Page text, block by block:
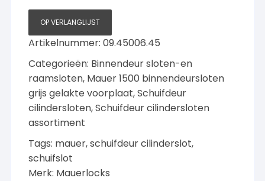
voorplaat
aantal
OP VERLANGLIJST
Artikelnummer:09.45006.45
Categorieën: Binnendeur sloten-en
raamsloten, Mauer 1500 binnendeursloten
grijs gelakte voorplaat,Schuifdeur
cilindersloten,Schuifdeur cilindersloten
assortiment
Tags: mauer,schuifdeur cilinderslot,
schuifslot
Merk: Mauerlocks